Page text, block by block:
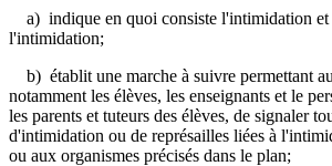
a) indique en quoi consiste l'intimidation et
l'intimidation;
b) établit une marche à suivre permettant
notamment les élèves, les enseignants et le
les parents et tuteurs des élèves, de signaler
d'intimidation ou de représailles liées à
ou aux organismes précisés dans le plan;